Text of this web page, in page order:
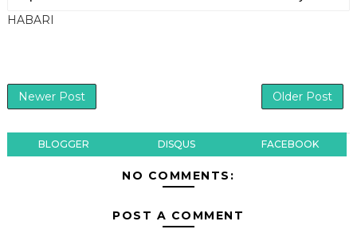
HABARI
Newer Post Older Post
BLOGGER DISQUS FACEBOOK
NO COMMENTS:
POST A COMMENT